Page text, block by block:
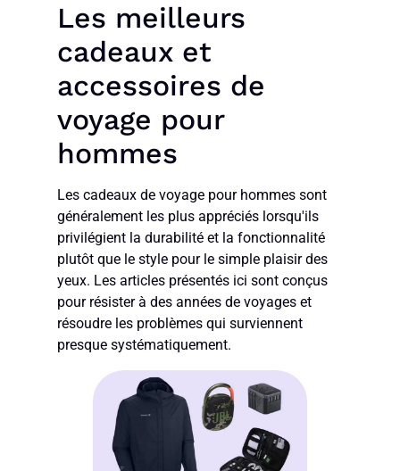
Les meilleurs
cadeaux et
accessoires de
voyage pour
hommes
Les cadeaux de voyage pour hommes sont
généralement les plus appréciés lorsqu'ils
privilégient la durabilité et la fonctionnalité
plutôt que le style pour le simple plaisir des
yeux. Les articles présentés ici sont conçus
pour résister à des années de voyages et
résoudre les problèmes qui surviennent
presque systématiquement.